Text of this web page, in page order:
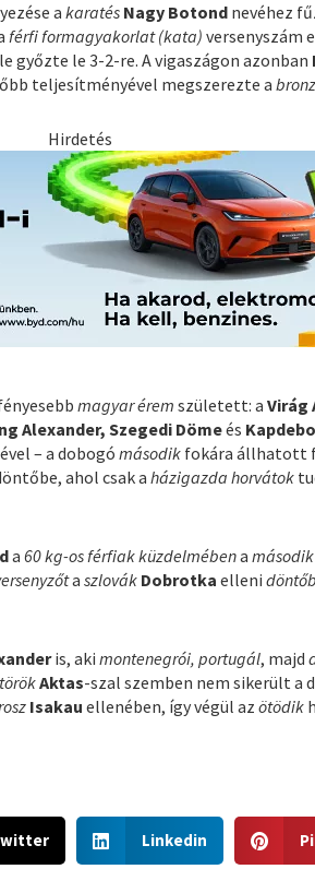
akaratés Nagy Botond nevéhez
férfi formagyakorlat (kata) versenyszám
győzte le 3-2-re. A vigaszágon azonban
teljesítményével megszerezte a
Hirdetés
magyar érem született: aVirág
Alexander, Szegedi Dömeés
– a dobogómásodik fokára állhatott
ahol csak aházigazda horvátok
a60 kg-os férfiak küzdelmébenamásodik
aszlovák Dobrotka elleni
is, aki montenegrói, portugál, majd
Aktas-szal szemben nem sikerült a
Isakau ellenében, így végül azötödik
h
Linkedin
h